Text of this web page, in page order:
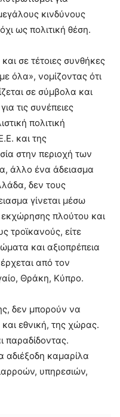
κινδύνους
ως πολιτική θέση.
σε τέτοιες συνθήκες
όλα», νομίζοντας ότι
σε σύμβολα και
τις συνέπειες
πολιτική
και της
στην περιοχή των
άλλο ένα άδειασμα
δεν τους
γίνεται μέσω
εκχώρησης πλούτου και
τροϊκανούς, είτε
και αξιοπρέπεια
από τον
Θράκη, Κύπρο.
δεν μπορούν να
εθνική, της χώρας.
καμαρίλα
υπηρεσιών,